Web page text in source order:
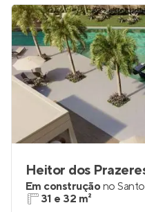
Heitor dos
Em construçãono
31 e 32 m²